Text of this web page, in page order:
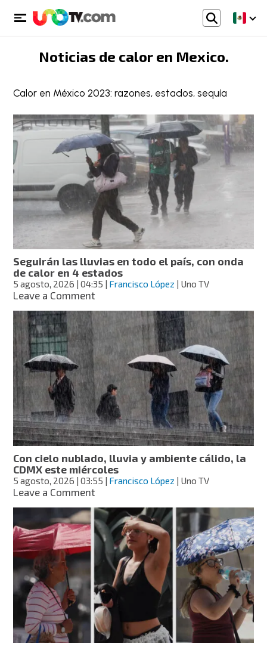
Noticias de calor en Mexico.
Calor en México 2023: razones, estados, sequía
Seguirán las lluvias en todo el país, con onda
de calor en 4 estados
5 agosto, 2026 | 04:35 | Francisco López | Uno TV
Leave a Commenton
las
lluvias
en
todo
el
país,
con
onda
de
calor
en
4
estados
Con cielo nublado, lluvia y ambiente cálido, la
CDMX este miércoles
5 agosto, 2026 | 03:55 | Francisco López | Uno TV
Leave a Commenton
cielo
nublado,
lluvia
y
ambiente
cálido,
la
CDMX
este
miércoles